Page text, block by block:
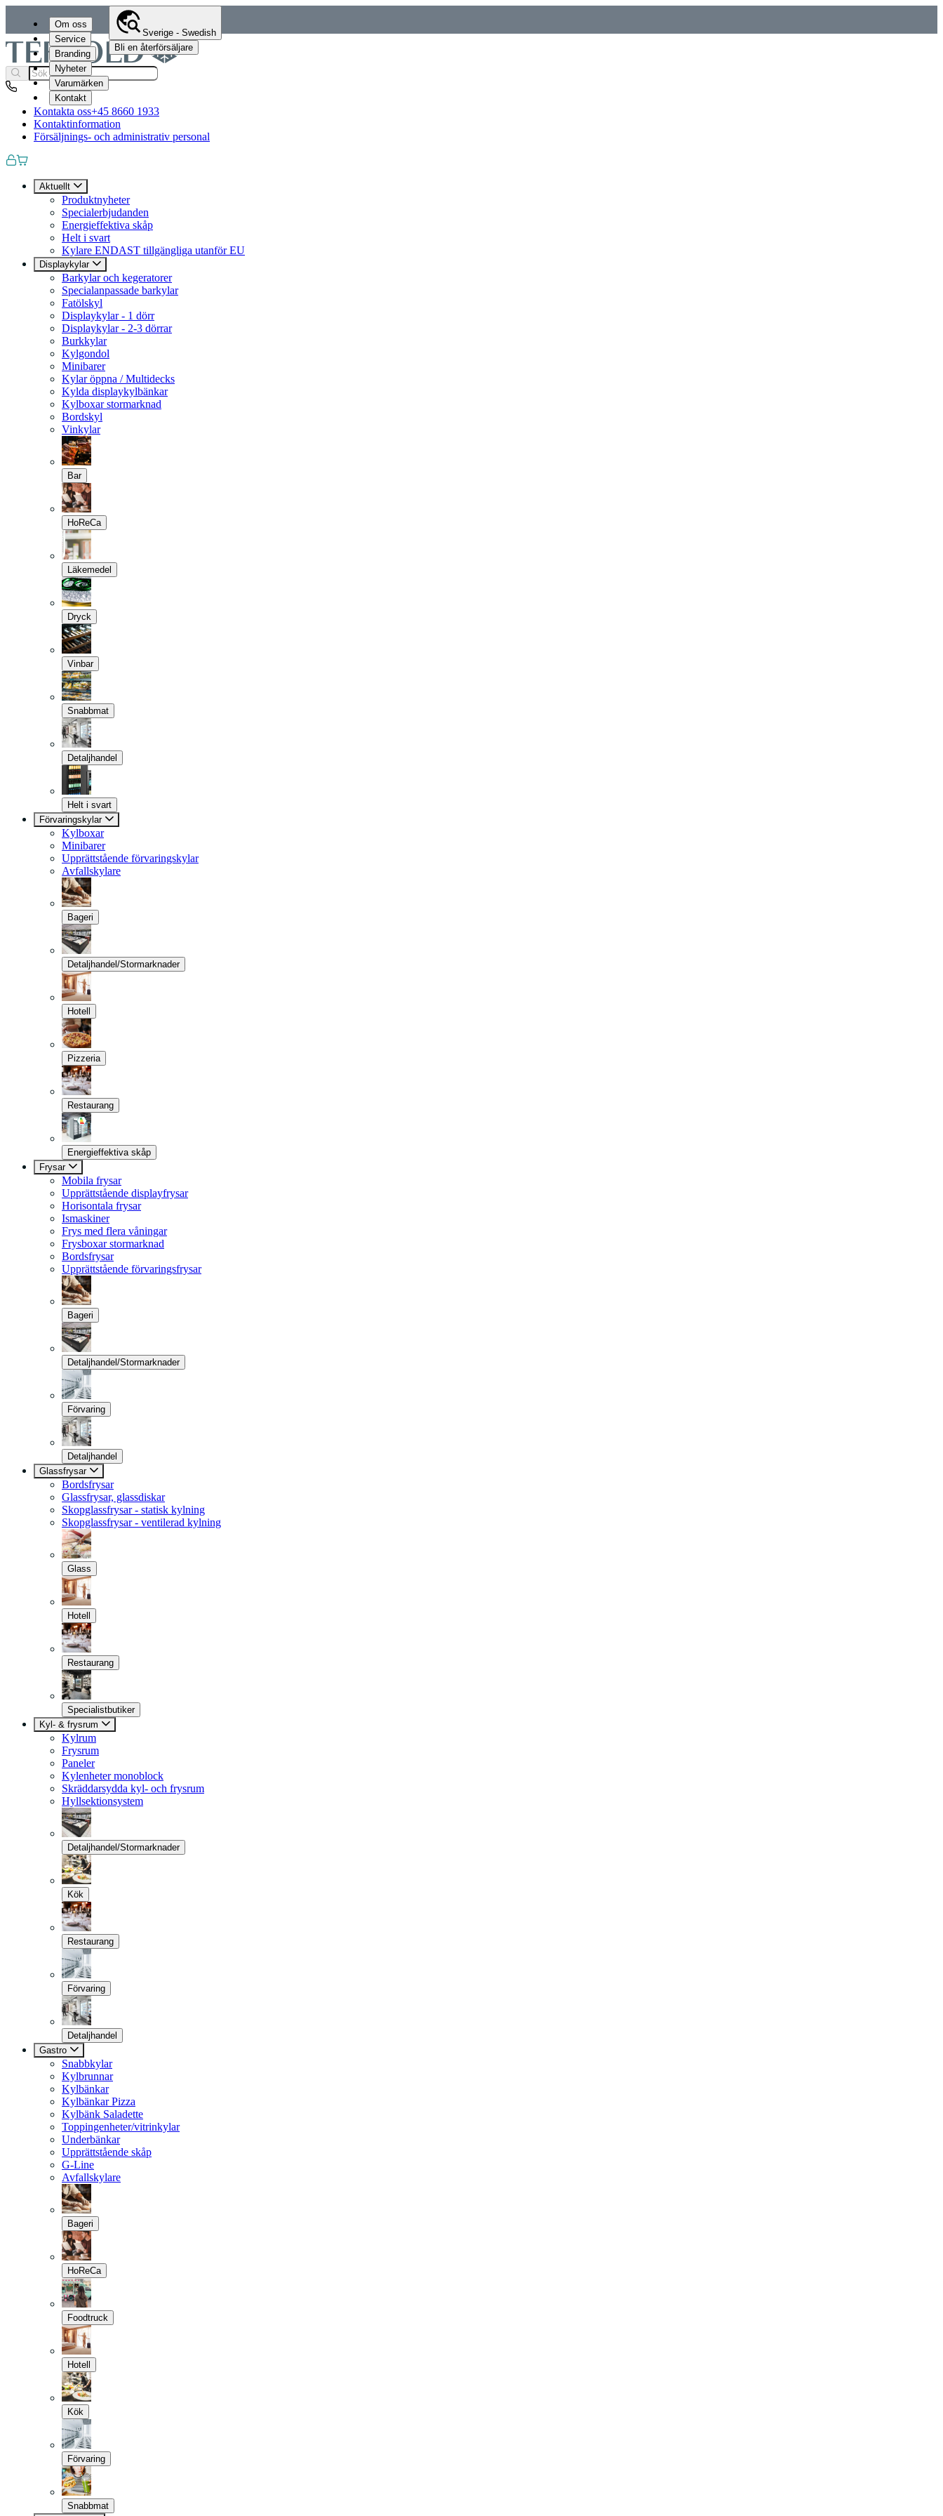
Om oss
Service
Branding
Nyheter
Varumärken
Kontakt
Sverige - Swedish
Bli en återförsäljare
Kontakta oss+45 8660 1933
Kontaktinformation
Försäljnings- och administrativ personal
Aktuellt
Produktnyheter
Specialerbjudanden
Energieffektiva skåp
Helt i svart
Kylare ENDAST tillgängliga utanför EU
Displaykylar
Barkylar och kegeratorer
Specialanpassade barkylar
Fatölskyl
Displaykylar - 1 dörr
Displaykylar - 2-3 dörrar
Burkkylar
Kylgondol
Minibarer
Kylar öppna / Multidecks
Kylda displaykylbänkar
Kylboxar stormarknad
Bordskyl
Vinkylar
Bar
HoReCa
Läkemedel
Dryck
Vinbar
Snabbmat
Detaljhandel
Helt i svart
Förvaringskylar
Kylboxar
Minibarer
Upprättstående förvaringskylar
Avfallskylare
Bageri
Detaljhandel/Stormarknader
Hotell
Pizzeria
Restaurang
Energieffektiva skåp
Frysar
Mobila frysar
Upprättstående displayfrysar
Horisontala frysar
Ismaskiner
Frys med flera våningar
Frysboxar stormarknad
Bordsfrysar
Upprättstående förvaringsfrysar
Bageri
Detaljhandel/Stormarknader
Förvaring
Detaljhandel
Glassfrysar
Bordsfrysar
Glassfrysar, glassdiskar
Skopglassfrysar - statisk kylning
Skopglassfrysar - ventilerad kylning
Glass
Hotell
Restaurang
Specialistbutiker
Kyl- & frysrum
Kylrum
Frysrum
Paneler
Kylenheter monoblock
Skräddarsydda kyl- och frysrum
Hyllsektionsystem
Detaljhandel/Stormarknader
Kök
Restaurang
Förvaring
Detaljhandel
Gastro
Snabbkylar
Kylbrunnar
Kylbänkar
Kylbänkar Pizza
Kylbänk Saladette
Toppingenheter/vitrinkylar
Underbänkar
Upprättstående skåp
G-Line
Avfallskylare
Bageri
HoReCa
Foodtruck
Hotell
Kök
Förvaring
Snabbmat